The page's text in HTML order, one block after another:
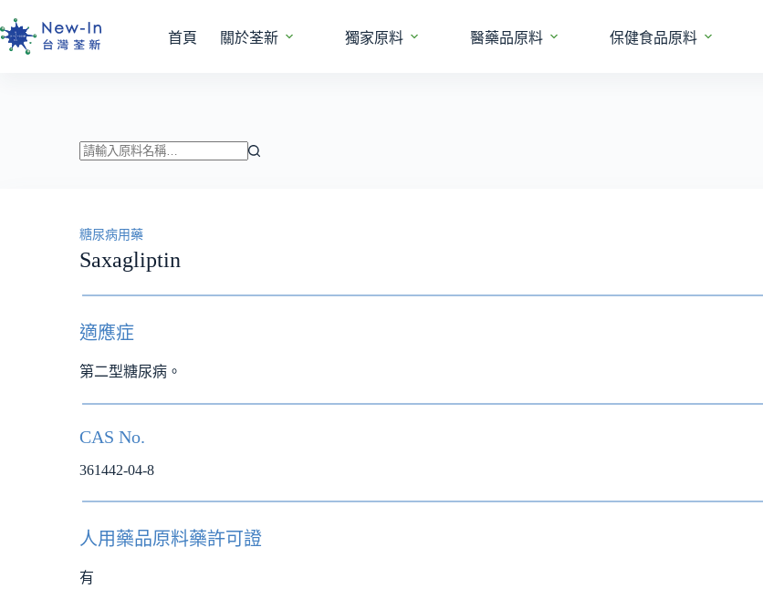
至
主
首頁 關於荃新 獨家原料 醫藥品原料 保健食品原料
符
合
的
果
糖尿病用藥
Saxagliptin
適應症
第二型糖尿病。
CAS No.
361442-04-8
人用藥品原料藥許可證
有